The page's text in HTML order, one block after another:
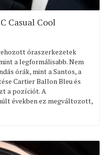
Casual Cool
óraszerkezetek
a legformálisabb. Nem
órák, mint a Santos, a
Cartier Ballon Bleu és
a pozíciót. A
években ez megváltozott,